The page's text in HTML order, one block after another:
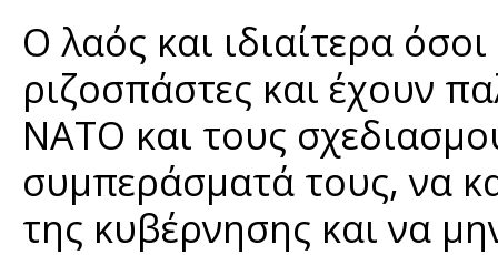
Ο λαός και ιδιαίτερα
ριζοσπάστες και έχουν
ΝΑΤΟ και τους
συμπεράσματά τους, να
της κυβέρνησης και να